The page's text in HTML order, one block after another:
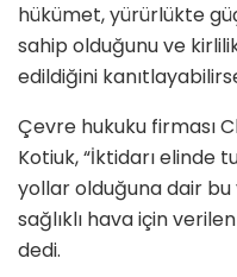
hükümet, yürürlükte
sahip olduğunu ve
edildiğini
Çevre hukuku firması
Kotiuk, “İktidarı
yollar olduğuna dair
sağlıklı hava için
dedi.